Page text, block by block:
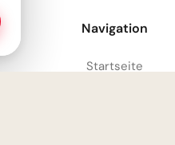
Navigation
Startseite